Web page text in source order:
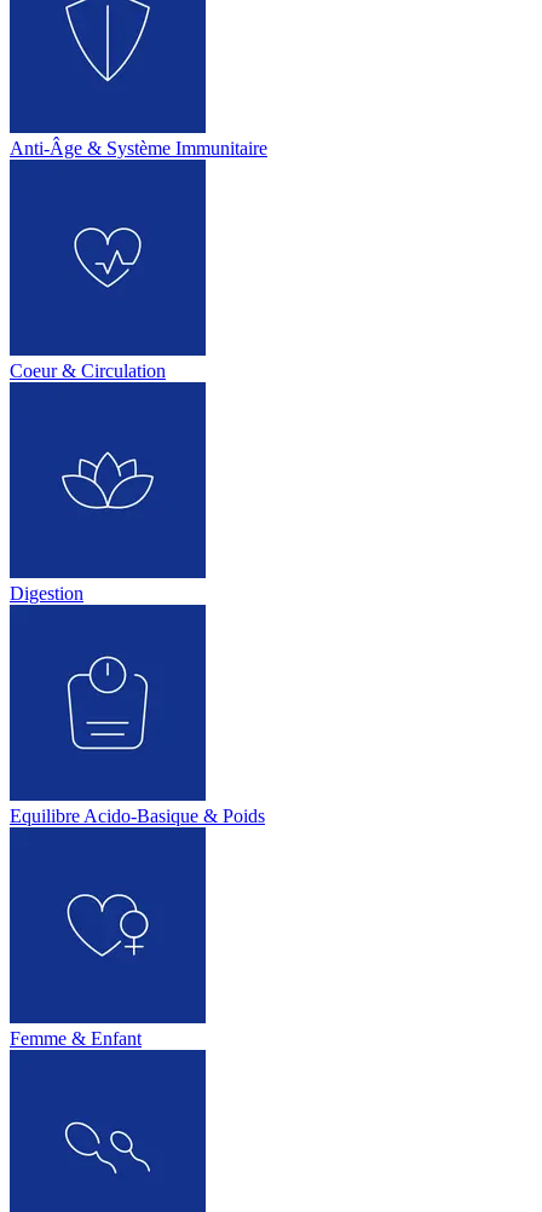
Anti-Âge & Système Immunitaire
Coeur & Circulation
Digestion
Equilibre Acido-Basique & Poids
Femme & Enfant